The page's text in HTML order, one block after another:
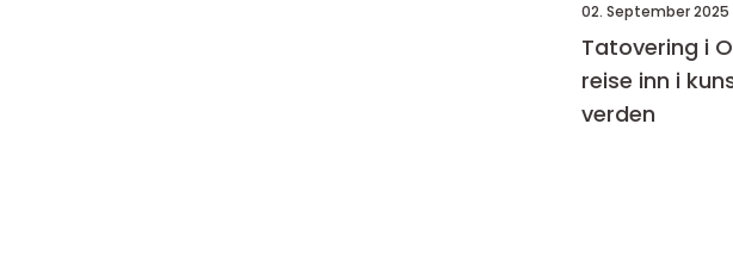
02. September 2025
Tatovering i
reise inn i
verden